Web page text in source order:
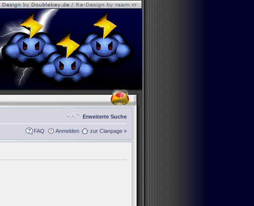
Erweiterte Suche
FAQ Anmelden zur Clanpage »